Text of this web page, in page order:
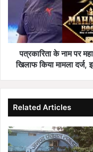
का
खेल,
भिलाई
पुलिस
किया
मामला
दर्ज,
इनमें
से
पत्रकारिता के नाम पर
खिलाफ किया मामला
Related Articles